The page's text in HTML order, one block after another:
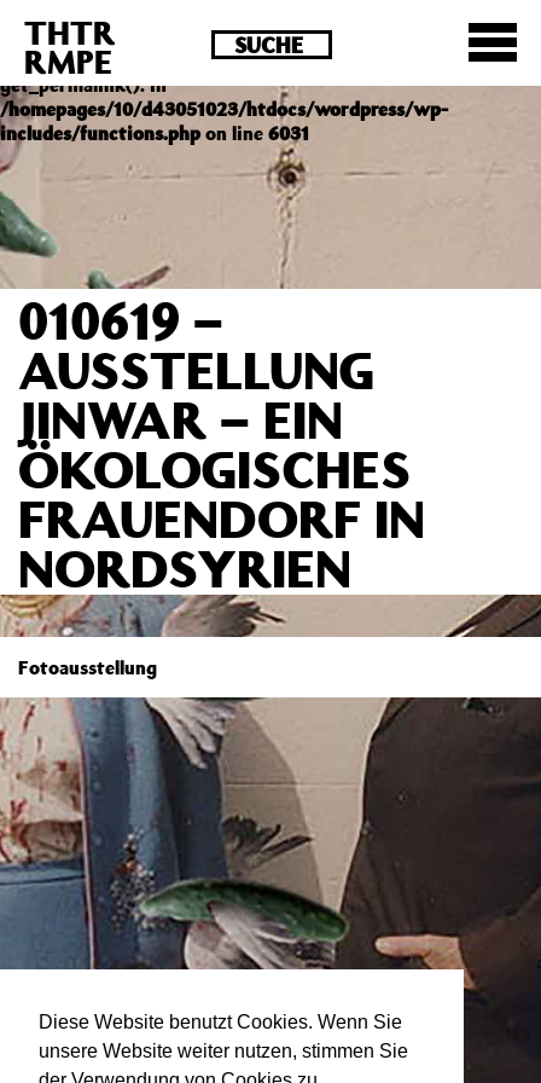
Diese Website benutzt Cookies. Wenn Sie
unsere Website weiter nutzen, stimmen Sie
Deprecated : Die Funktion post_permalink ist seit
Version 4.4.0 veraltet! Verwende stattdessen
get_permalink(). in
/homepages/10/d43051023/htdocs/wordpress/wp-
includes/functions.phpon line 6031
THTR
RMPE
010619 –
AUSSTELLUNG
JINWAR – EIN
ÖKOLOGISCHES
FRAUENDORF IN
NORDSYRIEN
Fotoausstellung